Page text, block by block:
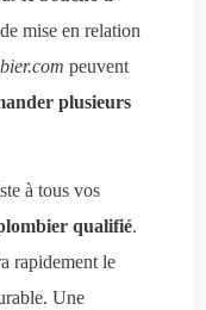
mise en relation
peuvent
plusieurs
à tous vos
qualifié.
rapidement le
Une